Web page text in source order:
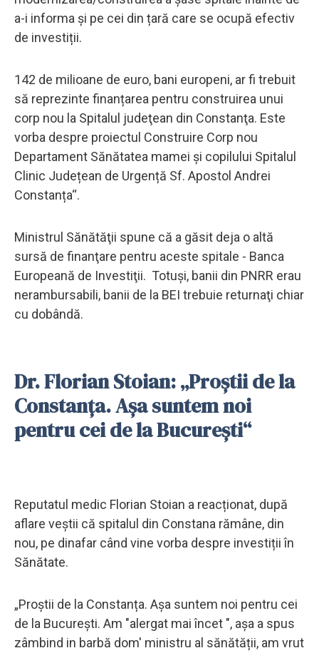
a-i informa și pe cei din țară care se ocupă efectiv
de investiții.
142 de milioane de euro, bani europeni, ar fi trebuit
să reprezinte finanțarea pentru construirea unui
corp nou la Spitalul judeţean din Constanţa. Este
vorba despre proiectul Construire Corp nou
Departament Sănătatea mamei și copilului Spitalul
Clinic Județean de Urgență Sf. Apostol Andrei
Constanța“.
Ministrul Sănătăţii spune că a găsit deja o altă
sursă de finanţare pentru aceste spitale - Banca
Europeană de Investiţii. Totuşi, banii din PNRR erau
nerambursabili, banii de la BEI trebuie returnaţi chiar
cu dobândă.
Dr. Florian Stoian: „Proștii de la
Constanța. Așa suntem noi
pentru cei de la București“
Reputatul medic Florian Stoian a reacționat, după
aflare veștii că spitalul din Constana rămâne, din
nou, pe dinafar când vine vorba despre investiții în
Sănătate.
„Proștii de la Constanța. Așa suntem noi pentru cei
de la București. Am "alergat mai încet ", așa a spus
zâmbind in barbă dom' ministru al sănătății, am vrut